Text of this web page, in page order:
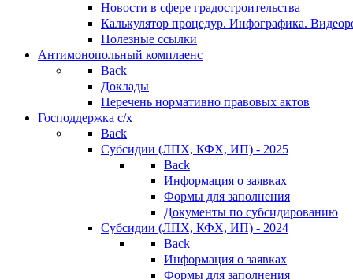
Новости в сфере градостроительства
Калькулятор процедур. Инфографика.
Полезные ссылки
Антимонопольный комплаенс
Back
Доклады
Перечень нормативно правовых актов
Господдержка с/х
Back
Субсидии (ЛПХ, КФХ, ИП) - 2025
Back
Информация о заявках
Формы для заполнения
Документы по субсидированию
Субсидии (ЛПХ, КФХ, ИП) - 2024
Back
Информация о заявках
Формы для заполнения